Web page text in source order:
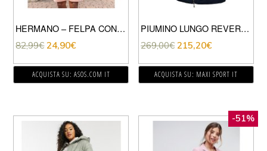
HERMANO – FELPA CON CAPPUCCIO E FETTUCCIA NERA-NERO
82,99€ 24,90€
ACQUISTA SU: ASOS.COM IT
PIUMINO LUNGO REVERSIBILE KALIE DONNA
269,00€ 215,20€
ACQUISTA SU: MAXI SPORT IT
-51%